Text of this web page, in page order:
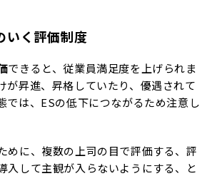
いく評価制度
できると、従業員満足度を上げられま
が昇進、昇格していたり、優遇されて
では、ESの低下につながるため注意し
めに、複数の上司の目で評価する、評
入して主観が入らないようにする、と